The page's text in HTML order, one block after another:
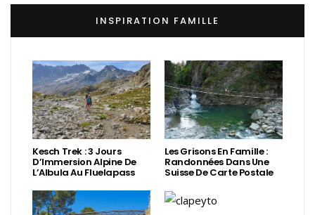
INSPIRATION FAMILLE
Kesch Trek : 3 Jours
D’Immersion Alpine De
L’Albula Au Fluelapass
Les Grisons En Famille :
Randonnées Dans Une
Suisse De Carte Postale